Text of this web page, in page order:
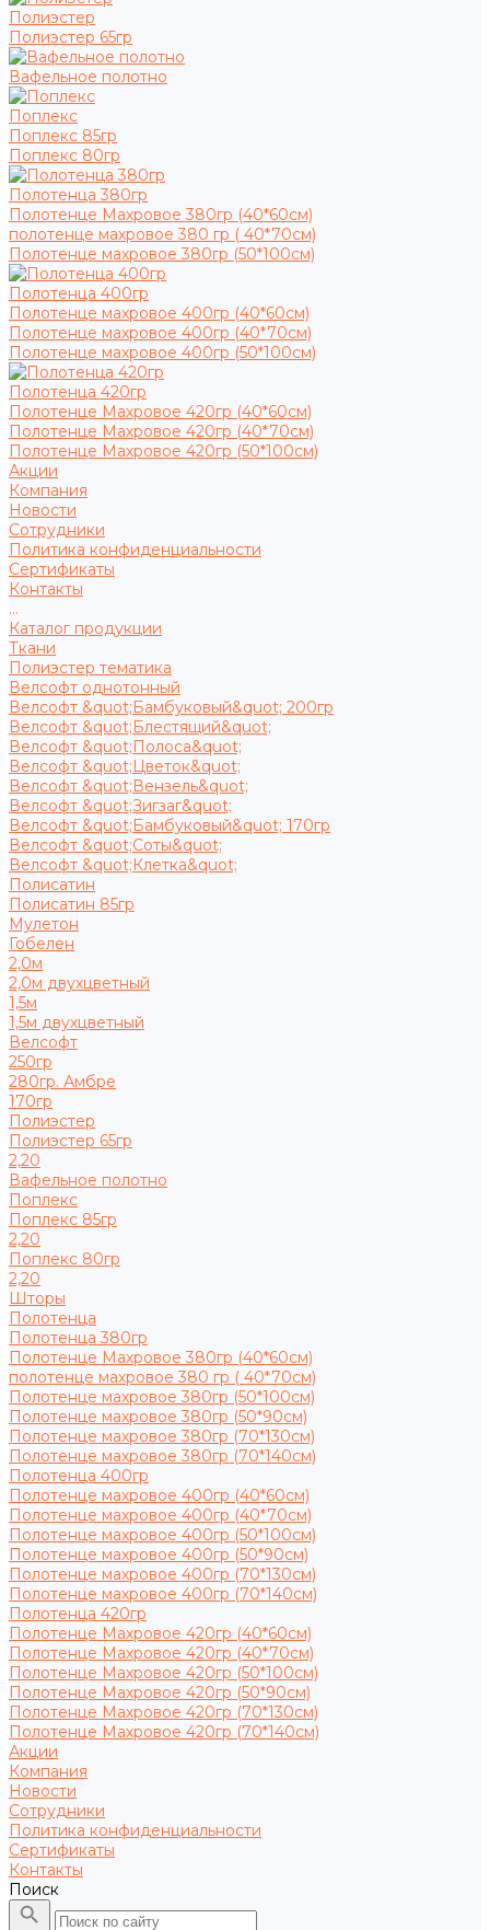
Полиэстер
Полиэстер 65гр
Вафельное полотно
Поплекс
Поплекс 85гр
Поплекс 80гр
Полотенца 380гр
Полотенце Махровое 380гр (40*60см)
полотенце махровое 380 гр ( 40*70см)
Полотенце махровое 380гр (50*100см)
Полотенца 400гр
Полотенце махровое 400гр (40*60см)
Полотенце махровое 400гр (40*70см)
Полотенце махровое 400гр (50*100см)
Полотенца 420гр
Полотенце Махровое 420гр (40*60см)
Полотенце Махровое 420гр (40*70см)
Полотенце Махровое 420гр (50*100см)
Акции
Компания
Новости
Сотрудники
Политика конфиденциальности
Сертификаты
Контакты
...
Каталог продукции
Ткани
Полиэстер тематика
Велсофт однотонный
Велсофт &quot;Бамбуковый&quot; 200гр
Велсофт &quot;Блестящий&quot;
Велсофт &quot;Полоса&quot;
Велсофт &quot;Цветок&quot;
Велсофт &quot;Вензель&quot;
Велсофт &quot;Зигзаг&quot;
Велсофт &quot;Бамбуковый&quot; 170гр
Велсофт &quot;Соты&quot;
Велсофт &quot;Клетка&quot;
Полисатин
Полисатин 85гр
Мулетон
Гобелен
2,0м
2,0м двухцветный
1,5м
1,5м двухцветный
Велсофт
250гр
280гр. Амбре
170гр
Полиэстер
Полиэстер 65гр
2,20
Вафельное полотно
Поплекс
Поплекс 85гр
2,20
Поплекс 80гр
2,20
Шторы
Полотенца
Полотенца 380гр
Полотенце Махровое 380гр (40*60см)
полотенце махровое 380 гр ( 40*70см)
Полотенце махровое 380гр (50*100см)
Полотенце махровое 380гр (50*90см)
Полотенце махровое 380гр (70*130см)
Полотенце махровое 380гр (70*140см)
Полотенца 400гр
Полотенце махровое 400гр (40*60см)
Полотенце махровое 400гр (40*70см)
Полотенце махровое 400гр (50*100см)
Полотенце махровое 400гр (50*90см)
Полотенце махровое 400гр (70*130см)
Полотенце махровое 400гр (70*140см)
Полотенца 420гр
Полотенце Махровое 420гр (40*60см)
Полотенце Махровое 420гр (40*70см)
Полотенце Махровое 420гр (50*100см)
Полотенце Махровое 420гр (50*90см)
Полотенце Махровое 420гр (70*130см)
Полотенце Махровое 420гр (70*140см)
Акции
Компания
Новости
Сотрудники
Политика конфиденциальности
Сертификаты
Контакты
Поиск